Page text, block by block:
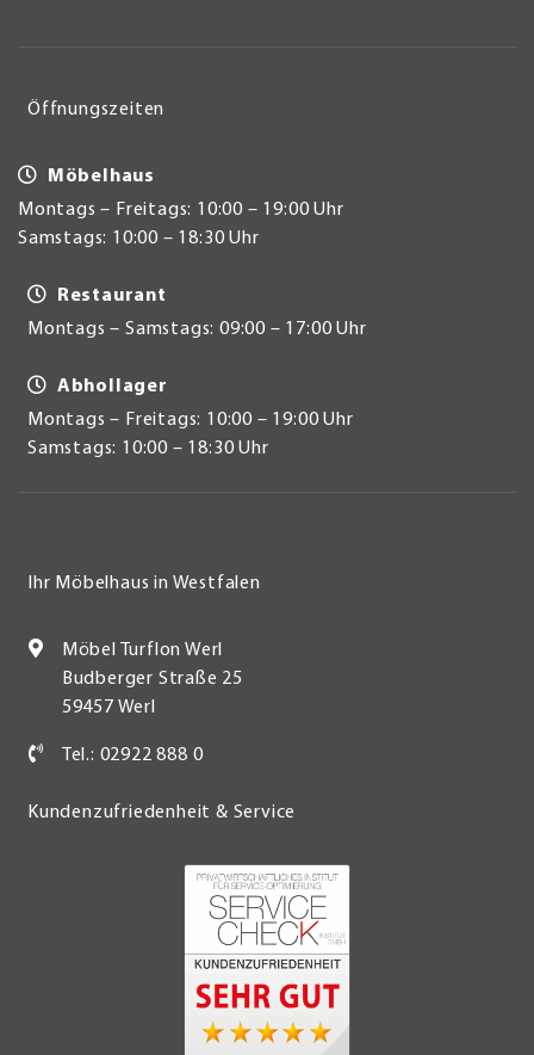
Öffnungszeiten
Möbelhaus
Montags – Freitags: 10:00 – 19:00 Uhr
Samstags: 10:00 – 18:30 Uhr
Restaurant
Montags – Samstags: 09:00 – 17:00 Uhr
Abhollager
Montags – Freitags: 10:00 – 19:00 Uhr
Samstags: 10:00 – 18:30 Uhr
Ihr Möbelhaus in Westfalen
Möbel Turflon Werl
Budberger Straße 25
59457 Werl
Tel.: 02922 888 0
Kundenzufriedenheit & Service